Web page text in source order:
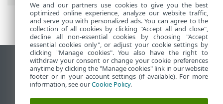
Ver site para desktop
End of Life
Base de conhecimento ESET
We and our partners use cookies to give you the best
optimized online experience, analyze our website traffic,
and serve you with personalized ads. You can agree to the
collection of all cookies by clicking "Accept all and close",
decline all non-essential cookies by choosing "Accept
essential cookies only", or adjust your cookie settings by
clicking "Manage cookies". You also have the right to
withdraw your consent or change your cookie preferences
anytime by clicking the "Manage cookies" link in our website
footer or in your account settings (if available). For more
information, see ourCookie Policy.